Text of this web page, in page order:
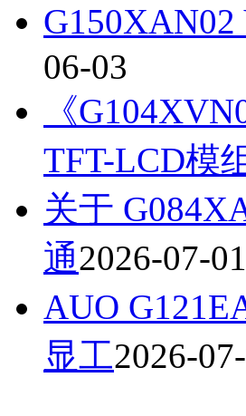
G150XAN02
06-03
《
TFT-LCD模
关于
通2026-07-01
AUO
显工2026-